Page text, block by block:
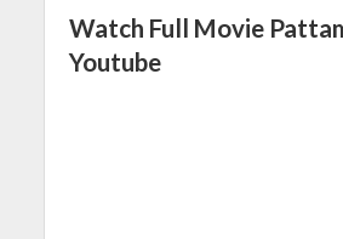
Watch Full Movie
Youtube